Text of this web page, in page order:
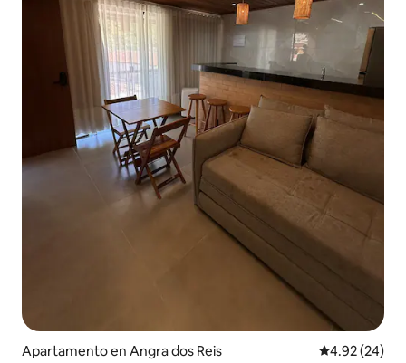
Apartamento en Angra dos Reis Calificación
4.92 (24)